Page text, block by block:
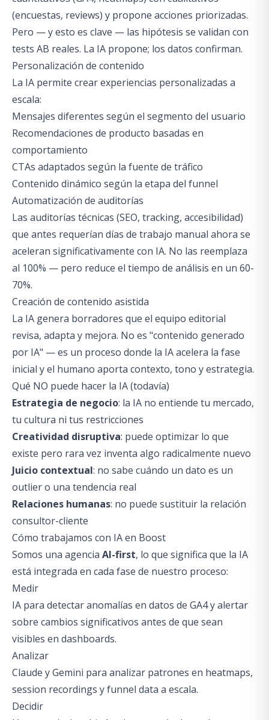
(encuestas, reviews) y propone acciones priorizadas.
Pero — y esto es clave — las hipótesis se validan con
tests AB reales. La IA propone; los datos confirman.
Personalización de contenido
La IA permite crear experiencias personalizadas a
escala:
Mensajes diferentes según el segmento del usuario
Recomendaciones de producto basadas en
comportamiento
CTAs adaptados según la fuente de tráfico
Contenido dinámico según la etapa del funnel
Automatización de auditorías
Las auditorías técnicas (SEO, tracking, accesibilidad)
que antes requerían días de trabajo manual ahora se
aceleran significativamente con IA. No las reemplaza
al 100% — pero reduce el tiempo de análisis en un 60-
70%.
Creación de contenido asistida
La IA genera borradores que el equipo editorial
revisa, adapta y mejora. No es "contenido generado
por IA" — es un proceso donde la IA acelera la fase
inicial y el humano aporta contexto, tono y estrategia.
Qué NO puede hacer la IA (todavía)
Estrategia de negocio: la IA no entiende tu mercado,
tu cultura ni tus restricciones
Creatividad disruptiva: puede optimizar lo que
existe pero rara vez inventa algo radicalmente nuevo
Juicio contextual: no sabe cuándo un dato es un
outlier o una tendencia real
Relaciones humanas: no puede sustituir la relación
consultor-cliente
Cómo trabajamos con IA en Boost
Somos una agencia AI-first, lo que significa que la IA
está integrada en cada fase de nuestro proceso:
Medir
IA para detectar anomalías en datos de GA4 y alertar
sobre cambios significativos antes de que sean
visibles en dashboards.
Analizar
Claude y Gemini para analizar patrones en heatmaps,
session recordings y funnel data a escala.
Decidir